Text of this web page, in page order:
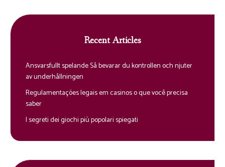
Recent Articles
Ansvarsfullt spelande Så bevarar du kontrollen och njuter
av underhållningen
Regulamentações legais em casinos o que você precisa
saber
I segreti dei giochi più popolari spiegati